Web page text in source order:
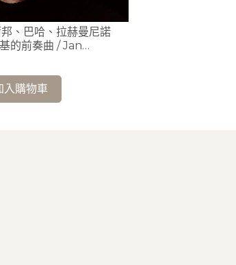
、巴哈、拉赫曼尼諾
的前奏曲 / Jan
鋼琴)
入購物車